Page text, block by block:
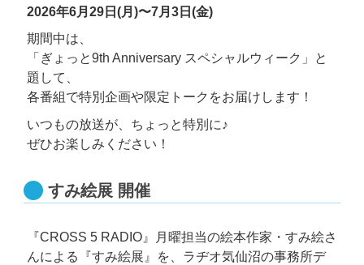
2026年6月29日(月)〜7月3日(金)
期間中は、
「ぎょっと9th Anniversary スペシャルウィーク」と
題して、
各番組で特別企画や限定トークをお届けします！
いつもの放送が、ちょっと特別に♪
ぜひお楽しみください！
すみ絵展 開催
『CROSS 5 RADIO』月曜担当の絵本作家・すみ絵さ
んによる『すみ絵展』を、ラヂオ気仙沼の事務所デ